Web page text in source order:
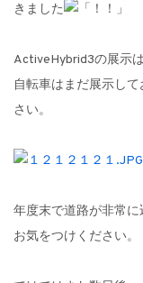
きました
ActiveHybrid3の展示
自転車はまだ展示し
さい。
年度末で道路が非常
お気をつけください。